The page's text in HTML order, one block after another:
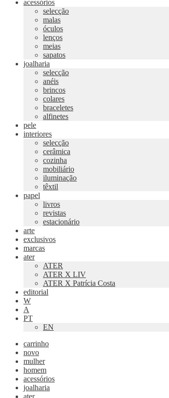
acessórios
selecção
malas
óculos
lenços
meias
sapatos
joalharia
selecção
anéis
brincos
colares
braceletes
alfinetes
pele
interiores
selecção
cerâmica
cozinha
mobiliário
iluminação
têxtil
papel
livros
revistas
estacionário
arte
exclusivos
marcas
ater
ATER
ATER X LIV
ATER X Patrícia Costa
editorial
W
A
PT
EN
carrinho
novo
mulher
homem
acessórios
joalharia
ater